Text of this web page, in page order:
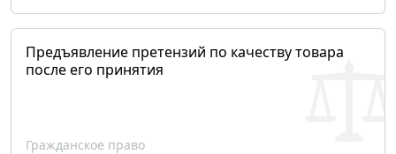
Предъявление претензий по качеству товара
после его принятия
Гражданское право